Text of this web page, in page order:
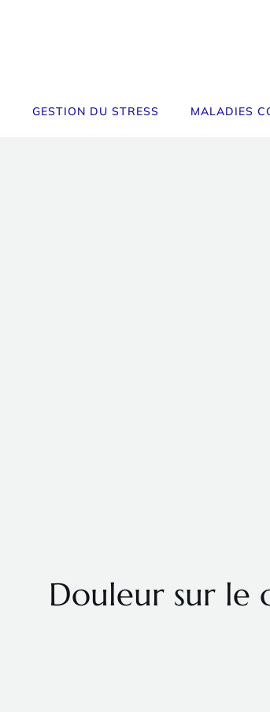
GESTION DU STRESS MALADIES
Douleur sur le